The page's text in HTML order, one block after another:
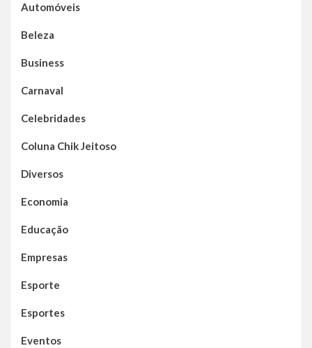
Automóveis
Beleza
Business
Carnaval
Celebridades
Coluna Chik Jeitoso
Diversos
Economia
Educação
Empresas
Esporte
Esportes
Eventos